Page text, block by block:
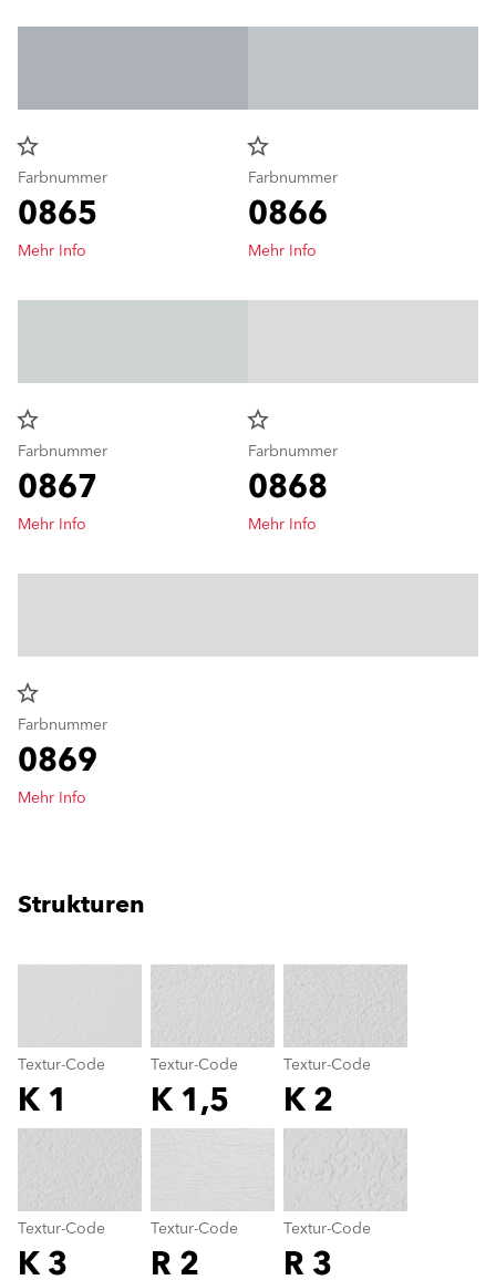
star_border
Farbnummer
0865
Mehr Info
star_border
Farbnummer
0866
Mehr Info
star_border
Farbnummer
0867
Mehr Info
star_border
Farbnummer
0868
Mehr Info
star_border
Farbnummer
0869
Mehr Info
Strukturen
Textur-Code
K 1
Textur-Code
K 1,5
Textur-Code
K 2
Textur-Code
K 3
Textur-Code
R 2
Textur-Code
R 3
Textur-Code
color_name